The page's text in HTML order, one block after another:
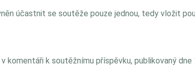
účastnit se soutěže pouze jednou, tedy vložit
komentáři k soutěžnímu příspěvku, publikovaný dne